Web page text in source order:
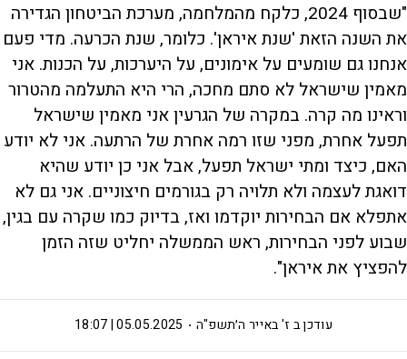
"שבסוף 2024, כלקח מהמלחמה, מערכת הביטחון הגדירה
את השנה הזאת 'שנת איראן'. כלומר, שנת הכרעה. מדי פעם
אנחנו גם שומעים על אימונים, על היערכות, על הכנות. אני
מאמין שישראל לא סתם מחכה, הרי היא התעלמה מהטרור
וראינו מה קרה. במקרה של הגרעין אני מאמין שישראל
תפעל אחרת, מפני שזו רמה אחרת של הרתעה. אני לא יודע
האם, כיצד ומתי ישראל תפעל, אבל אני כן יודע שהיא
דואגת לעצמה ולא תלויה רק בגורמים חיצוניים. אני גם לא
אתפלא אם הבחירות יוקדמו ואז, בדיוק כמו שקרה עם בגין,
שבוע לפני הבחירות, ראש הממשלה יחליט שזה הזמן
להפציץ את איראן".
ז' באייר ה׳תשפ"ה 05.05.2025 | 18:07 עודכן ב